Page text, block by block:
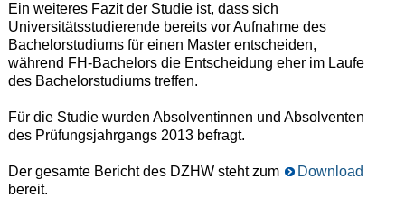
Ein weiteres Fazit der Studie ist, dass sich
Universitätsstudierende bereits vor Aufnahme des
Bachelorstudiums für einen Master entscheiden,
während FH-Bachelors die Entscheidung eher im Laufe
des Bachelorstudiums treffen.
Für die Studie wurden Absolventinnen und Absolventen
des Prüfungsjahrgangs 2013 befragt.
Der gesamte Bericht des DZHW steht zum
Download
bereit.